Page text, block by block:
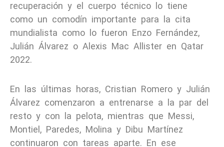
recuperación y el cuerpo técnico lo tiene
como un comodín importante para la cita
mundialista como lo fueron Enzo Fernández,
Julián Álvarez o Alexis Mac Allister en Qatar
2022.
En las últimas horas, Cristian Romero y Julián
Álvarez comenzaron a entrenarse a la par del
resto y con la pelota, mientras que Messi,
Montiel, Paredes, Molina y Dibu Martínez
continuaron con tareas aparte. En ese